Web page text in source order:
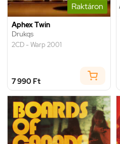
Raktáron
Aphex Twin
Drukqs
2CD - Warp 2001
7 990 Ft